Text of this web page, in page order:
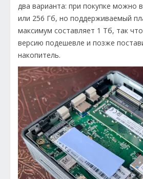
два варианта: при покупке можно
или 256 Гб, но поддерживаемый
максимум составляет 1 Тб, так
версию подешевле и позже
накопитель.